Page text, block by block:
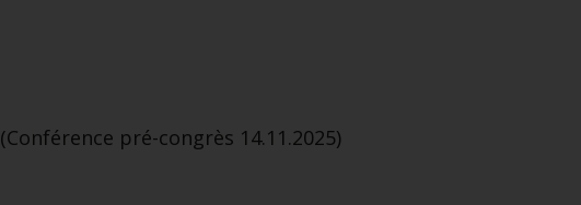
(Conférence pré-congrès 14.11.2025)